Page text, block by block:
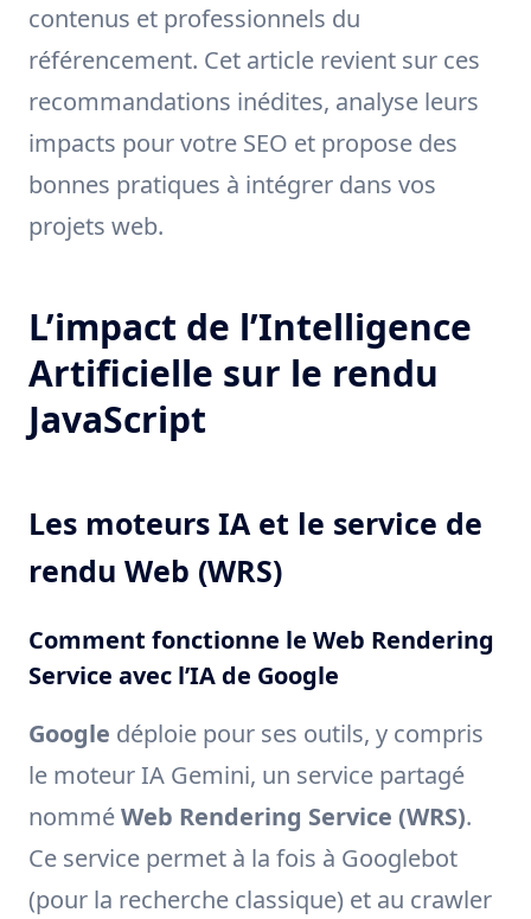
contenus et professionnels du
référencement. Cet article revient sur ces
recommandations inédites, analyse leurs
impacts pour votre SEO et propose des
bonnes pratiques à intégrer dans vos
projets web.
L’impact de l’Intelligence
Artificielle sur le rendu
JavaScript
Les moteurs IA et le service de
rendu Web (WRS)
Comment fonctionne le Web Rendering
Service avec l’IA de Google
Google déploie pour ses outils, y compris
le moteur IA Gemini, un service partagé
nomméWeb Rendering Service (WRS).
Ce service permet à la fois à Googlebot
(pour la recherche classique) et au crawler